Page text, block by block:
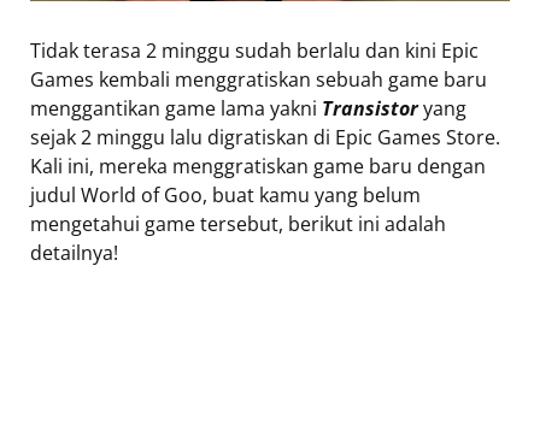
Tidak terasa 2 minggu sudah berlalu dan kini Epic
Games kembali menggratiskan sebuah game baru
menggantikan game lama yakni Transistoryang
sejak 2 minggu lalu digratiskan di Epic Games Store.
Kali ini, mereka menggratiskan game baru dengan
judul World of Goo, buat kamu yang belum
mengetahui game tersebut, berikut ini adalah
detailnya!